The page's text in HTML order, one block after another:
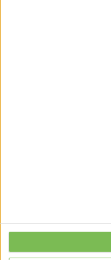
je crée mon activité
libérale